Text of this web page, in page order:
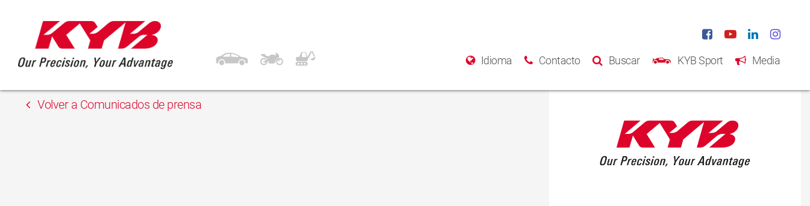
Idioma Contacto Buscar KYB Sport Media
Auto-Land
Volver a Comunicados de prensa